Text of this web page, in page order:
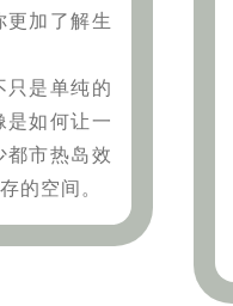
更加了解生
只是单纯的
是如何让一
都市热岛效
的空间。